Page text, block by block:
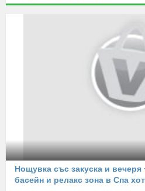
Нощувка със закуска и
басейн и релакс зона в Спа